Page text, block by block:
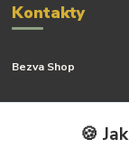
Kontakty
Bezva Shop
+420 799
(Po-Pá,
🍪